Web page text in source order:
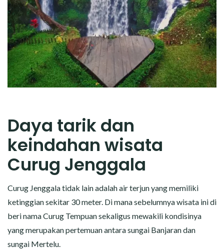
Daya tarik dan
keindahan wisata
Curug Jenggala
Curug Jenggala tidak lain adalah air terjun yang memiliki
ketinggian sekitar 30 meter. Di mana sebelumnya wisata ini di
beri nama Curug Tempuan sekaligus mewakili kondisinya
yang merupakan pertemuan antara sungai Banjaran dan
sungai Mertelu.